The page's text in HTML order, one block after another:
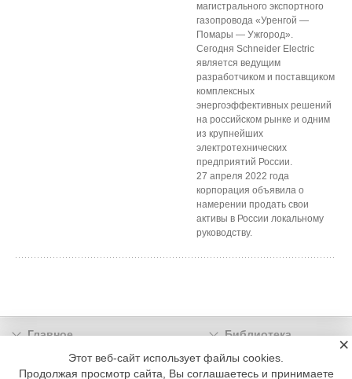
магистрального экспортного
газопровода «Уренгой —
Помары — Ужгород».
Сегодня Schneider Electric
является ведущим
разработчиком и поставщиком
комплексных
энергоэффективных решений
на российском рынке и одним
из крупнейших
электротехнических
предприятий России.
27 апреля 2022 года
корпорация объявила о
намерении продать свои
активы в России локальному
руководству.
Главное
Библиотека
Подписка
Реклама
Этот веб-сайт использует файлы cookies.
Продолжая просмотр сайта, Вы соглашаетесь и принимаете
×